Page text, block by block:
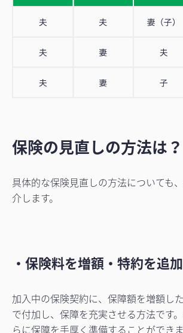
保険の見直しの方法は？
具体的な保険見直しの方法についても
介します。
・保険料を増額・特約を追
加入中の保険契約に、保障額を増額し
で付加し、保障を充実させる方法です
らに保障を手厚く準備することができ